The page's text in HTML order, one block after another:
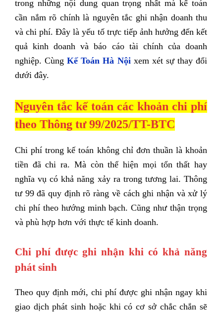
trong những nội dung quan trọng nhất mà kế toán
cần nắm rõ chính là nguyên tắc ghi nhận doanh thu
và chi phí. Đây là yếu tố trực tiếp ảnh hưởng đến kết
quả kinh doanh và báo cáo tài chính của doanh
nghiệp. CùngKế Toán Hà Nộixem xét sự thay đổi
dưới đây.
Nguyên tắc kế toán các khoản chi phí
theo Thông tư 99/2025/TT-BTC
Chi phí trong kế toán không chỉ đơn thuần là khoản
tiền đã chi ra. Mà còn thể hiện mọi tổn thất hay
nghĩa vụ có khả năng xảy ra trong tương lai. Thông
tư 99 đã quy định rõ ràng về cách ghi nhận và xử lý
chi phí theo hướng minh bạch. Cũng như thận trọng
và phù hợp hơn với thực tế kinh doanh.
Chi phí được ghi nhận khi có khả năng
phát sinh
Theo quy định mới, chi phí được ghi nhận ngay khi
giao dịch phát sinh hoặc khi có cơ sở chắc chắn sẽ